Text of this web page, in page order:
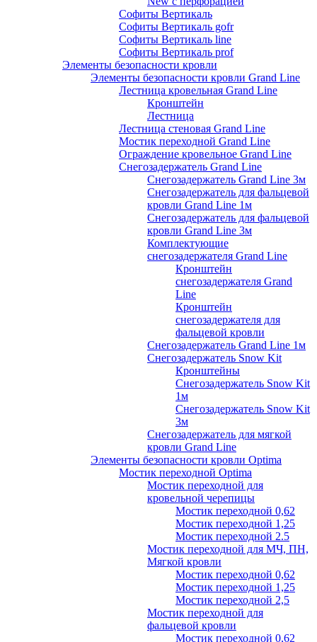
Софиты Вертикаль
Софиты Вертикаль gofr
Софиты Вертикаль line
Софиты Вертикаль prof
Элементы безопасности кровли
Элементы безопасности кровли Grand Line
Лестница кровельная Grand Line
Кронштейн
Лестница
Лестница стеновая Grand Line
Мостик переходной Grand Line
Ограждение кровельное Grand Line
Снегозадержатель Grand Line
Снегозадержатель Grand Line 3м
Снегозадержатель для фальцевой
кровли Grand Line 1м
Снегозадержатель для фальцевой
кровли Grand Line 3м
Комплектующие
снегозадержателя Grand Line
Кронштейн
снегозадержателя Grand
Line
Кронштейн
снегозадержателя для
фальцевой кровли
Снегозадержатель Grand Line 1м
Снегозадержатель Snow Kit
Кронштейны
Снегозадержатель Snow Kit
1м
Снегозадержатель Snow Kit
3м
Снегозадержатель для мягкой
кровли Grand Line
Элементы безопасности кровли Optima
Мостик переходной Optima
Мостик переходной для
кровельной черепицы
Мостик переходной 0,62
Мостик переходной 1,25
Мостик переходной 2.5
Мостик переходной для МЧ, ПН,
Мягкой кровли
Мостик переходной 0,62
Мостик переходной 1,25
Мостик переходной 2,5
Мостик переходной для
фальцевой кровли
Мостик переходной 0,62